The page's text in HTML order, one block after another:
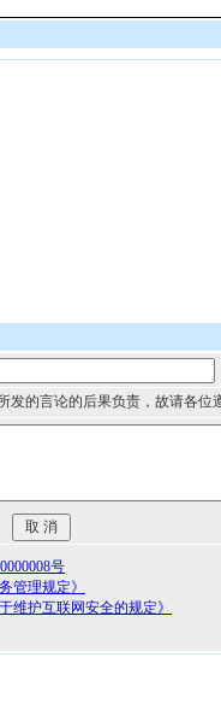
发的言论的后果负责，故请各位
号
管理规定》
维护互联网安全的规定》